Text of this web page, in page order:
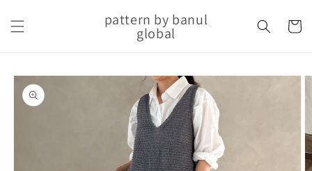
content
pattern by banul
global Cart
Skip to
product
information